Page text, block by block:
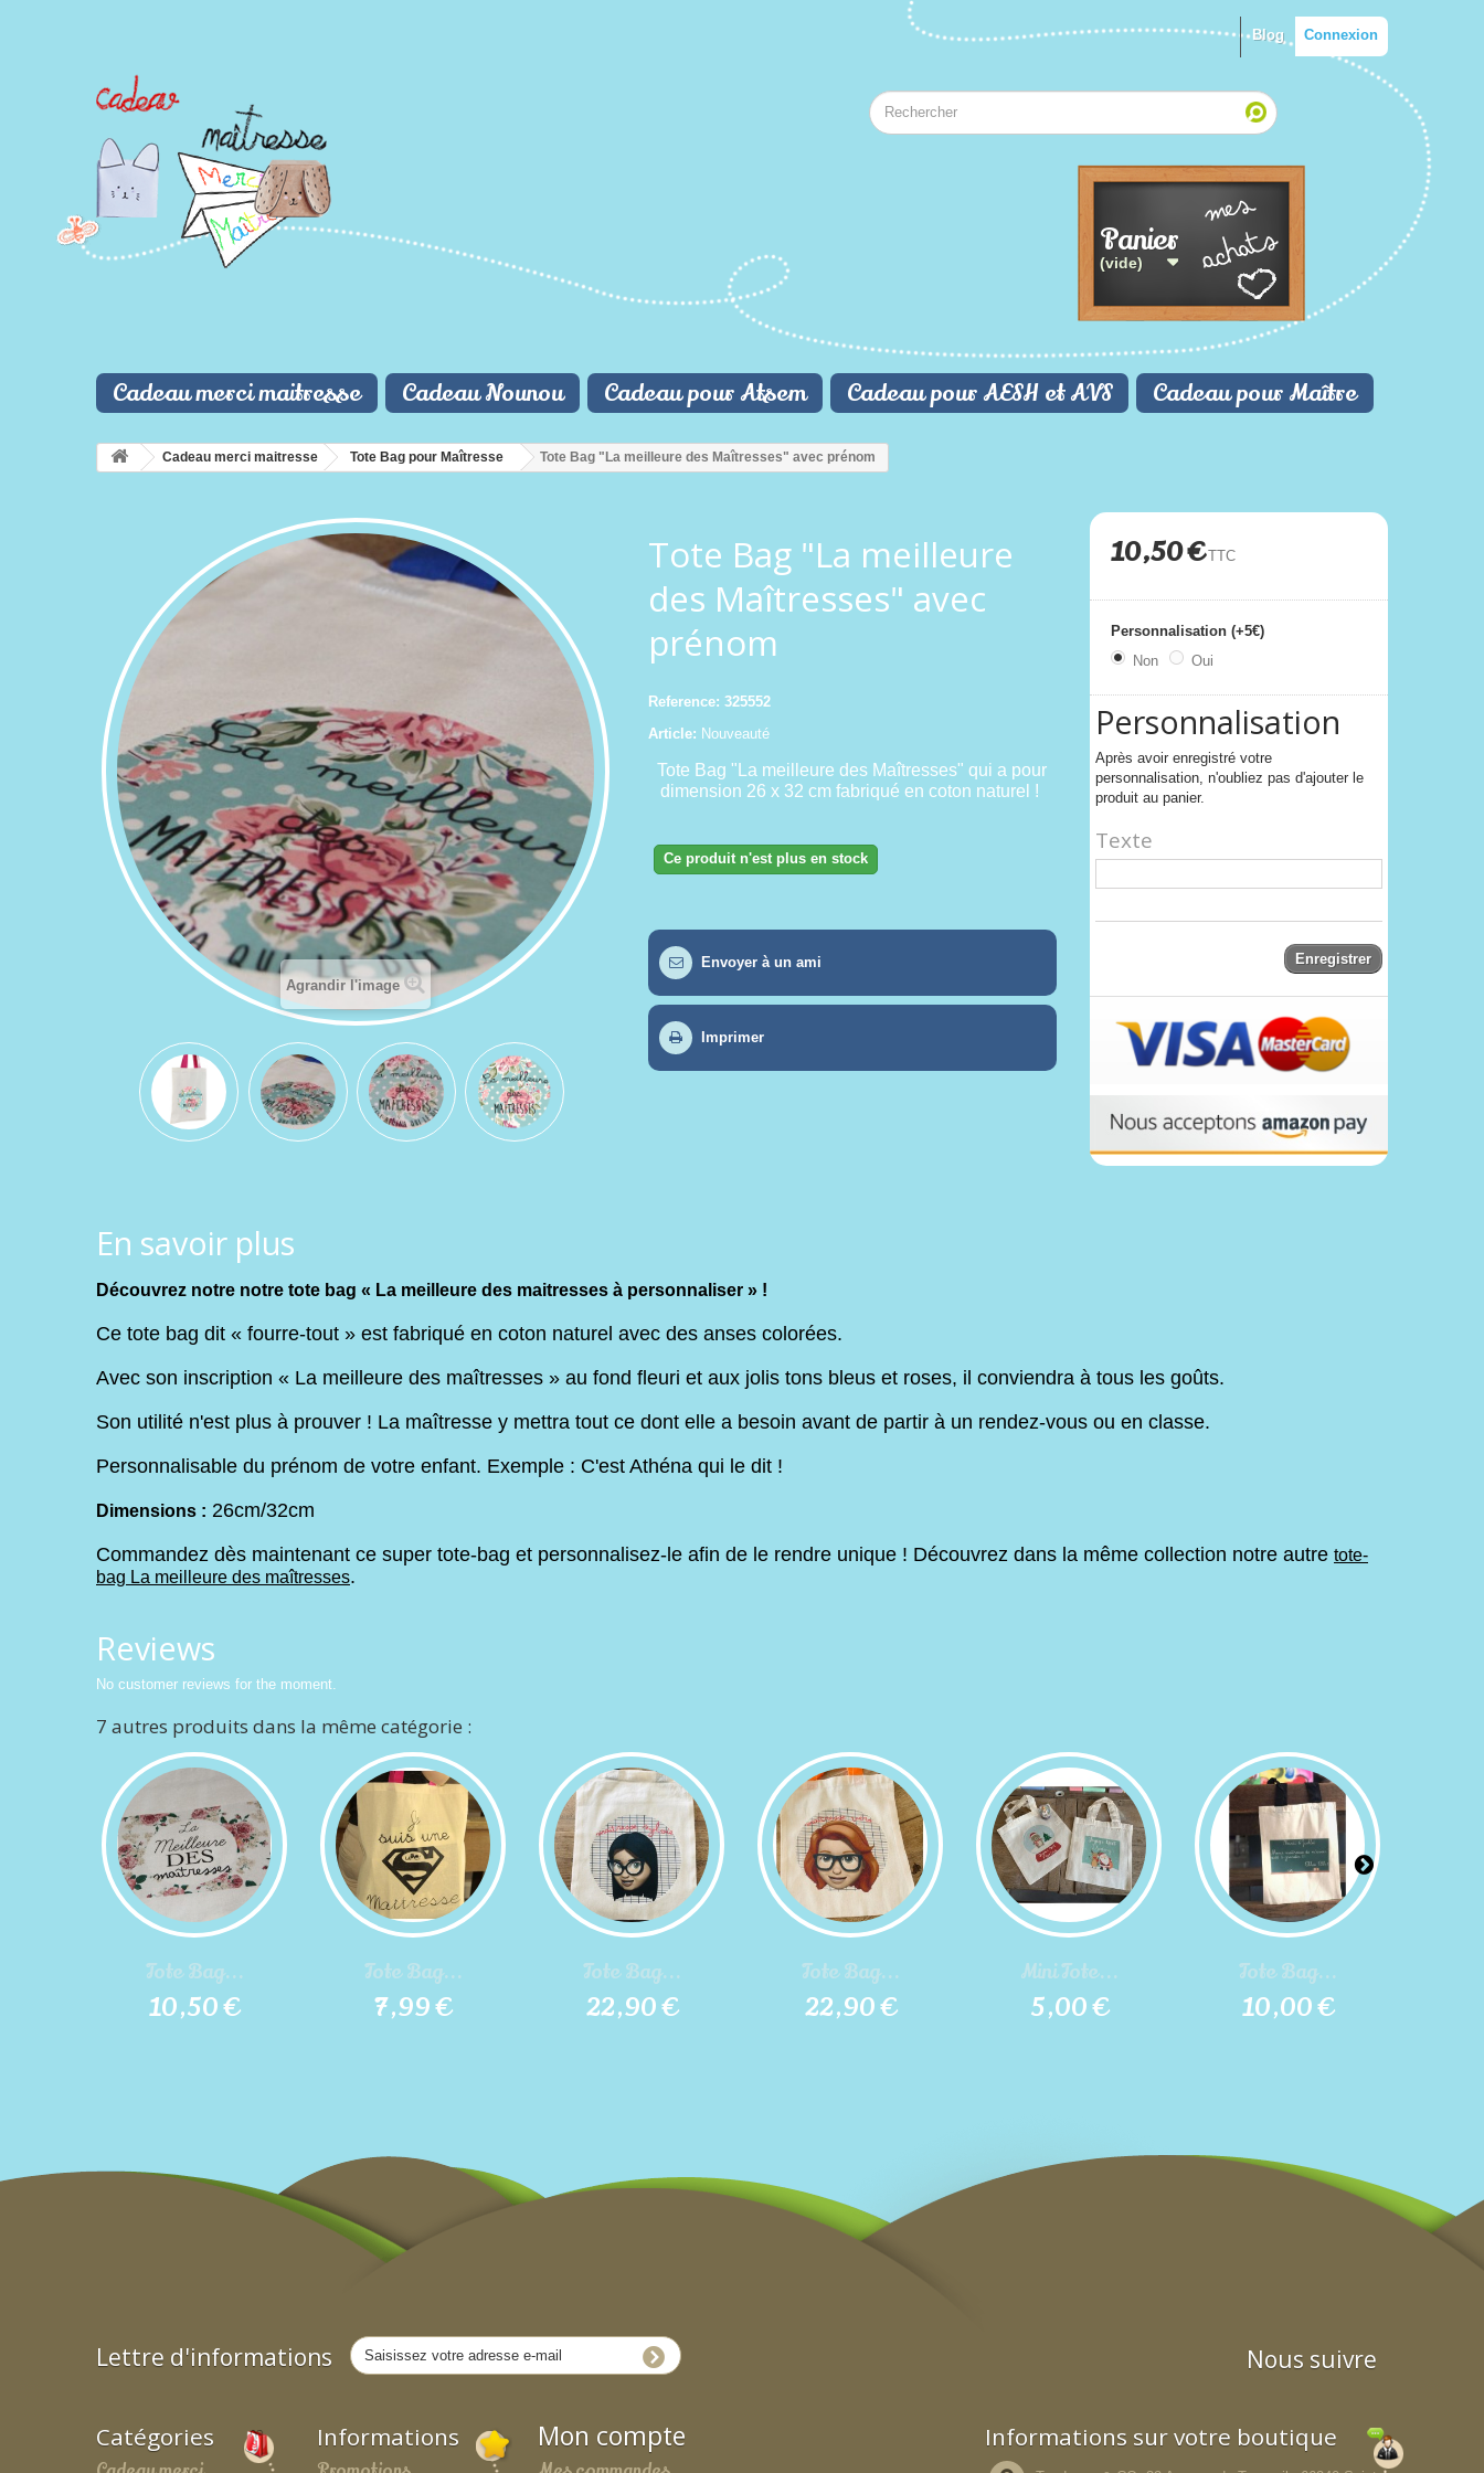
Connexion
Blog
Panier
(vide)
Cadeau merci maitresse Cadeau Nounou Cadeau pour Atsem Cadeau pour AESH et AVS Cadeau pour Maître
Cadeau merci maitresse Tote Bag pour Maîtresse Tote Bag "La meilleure des Maîtresses" avec prénom
Agrandir l'image
Tote Bag "La meilleure
des Maîtresses" avec
prénom
Reference: 325552
Article: Nouveauté
Tote Bag "La meilleure des Maîtresses" qui a pour
dimension 26 x 32 cm fabriqué en coton naturel !
Ce produit n'est plus en stock
Envoyer à un ami
Imprimer
10,50 €TTC
Personnalisation (+5€)
Non
Oui
Personnalisation
Après avoir enregistré votre
personnalisation, n'oubliez pas d'ajouter le
produit au panier.
Texte
Enregistrer
En savoir plus
Découvrez notre notre tote bag « La meilleure des maitresses à personnaliser » !
Ce tote bag dit « fourre-tout » est fabriqué en coton naturel avec des anses colorées.
Avec son inscription « La meilleure des maîtresses » au fond fleuri et aux jolis tons bleus et roses, il conviendra à tous les goûts.
Son utilité n'est plus à prouver ! La maîtresse y mettra tout ce dont elle a besoin avant de partir à un rendez-vous ou en classe.
Personnalisable du prénom de votre enfant. Exemple : C'est Athéna qui le dit !
Dimensions : 26cm/32cm
Commandez dès maintenant ce super tote-bag et personnalisez-le afin de le rendre unique ! Découvrez dans la même collection notre autre tote-
bag La meilleure des maîtresses.
Reviews
No customer reviews for the moment.
7 autres produits dans la même catégorie :
Tote Bag...
10,50 €
Tote Bag...
7,99 €
Tote Bag...
22,90 €
Tote Bag...
22,90 €
Mini Tote...
5,00 €
Tote Bag...
10,00 €
Lettre d'informations Nous suivre
Catégories Informations Mon compte Informations sur votre boutique